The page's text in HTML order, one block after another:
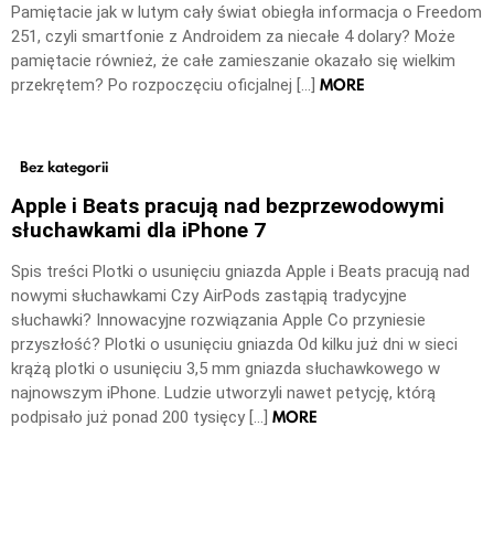
Pamiętacie jak w lutym cały świat obiegła informacja o Freedom
251, czyli smartfonie z Androidem za niecałe 4 dolary? Może
pamiętacie również, że całe zamieszanie okazało się wielkim
przekrętem? Po rozpoczęciu oficjalnej […] MORE
Bez kategorii
Apple i Beats pracują nad bezprzewodowymi
słuchawkami dla iPhone 7
Spis treści Plotki o usunięciu gniazda Apple i Beats pracują nad
nowymi słuchawkami Czy AirPods zastąpią tradycyjne
słuchawki? Innowacyjne rozwiązania Apple Co przyniesie
przyszłość? Plotki o usunięciu gniazda Od kilku już dni w sieci
krążą plotki o usunięciu 3,5 mm gniazda słuchawkowego w
najnowszym iPhone. Ludzie utworzyli nawet petycję, którą
podpisało już ponad 200 tysięcy […] MORE